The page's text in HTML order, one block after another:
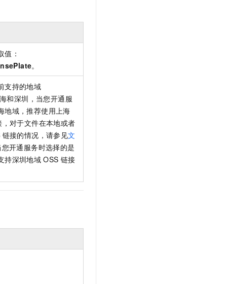
值：
。
支持的地域
和深圳，当您开通服
地域，推荐使用上海
，对于文件在本地或者
链接的情况，请参见文
您开通服务时选择的是
持深圳地域 OSS 链接